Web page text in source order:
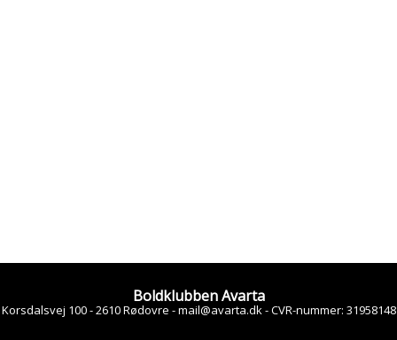
Boldklubben Avarta
Korsdalsvej 100 - 2610 Rødovre -mail@avarta.dk-CVR-nummer: 31958148